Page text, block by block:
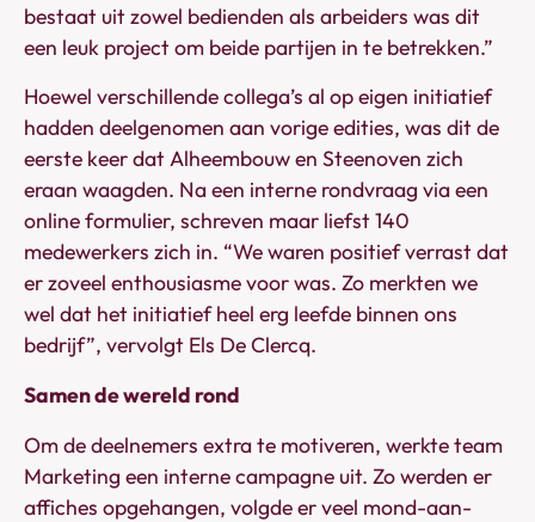
bestaat uit zowel bedienden als arbeiders was dit
een leuk project om beide partijen in te betrekken.”
Hoewel verschillende collega’s al op eigen initiatief
hadden deelgenomen aan vorige edities, was dit de
eerste keer dat Alheembouw en Steenoven zich
eraan waagden. Na een interne rondvraag via een
online formulier, schreven maar liefst 140
medewerkers zich in. “We waren positief verrast dat
er zoveel enthousiasme voor was. Zo merkten we
wel dat het initiatief heel erg leefde binnen ons
bedrijf”, vervolgt Els De Clercq.
Samen de wereld rond
Om de deelnemers extra te motiveren, werkte team
Marketing een interne campagne uit. Zo werden er
affiches opgehangen, volgde er veel mond-aan-